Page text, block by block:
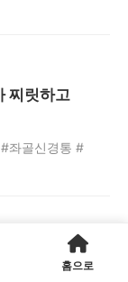
찌릿하고
좌골신경통 #
홈으로